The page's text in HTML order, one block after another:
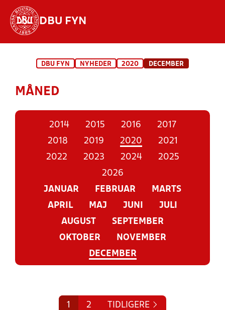
DBU FYN
STILLINGER, RESULTATER, KLUBBER OG
DBU FYN NYHEDER 2020 DECEMBER
MÅNED
2014 2015 2016
2017
2018
2019 2020
2021
2022
2023 2024
2025
2026
JANUAR
FEBRUAR
MARTS
APRIL
MAJ JUNI
JULI
AUGUST
SEPTEMBER
OKTOBER
NOVEMBER
DECEMBER
1 2 TIDLIGERE